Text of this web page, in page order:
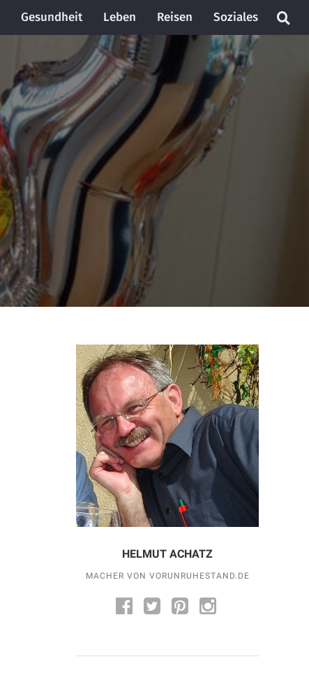
Gesundheit Leben Reisen Soziales
HELMUT ACHATZ
MACHER VON VORUNRUHESTAND.DE